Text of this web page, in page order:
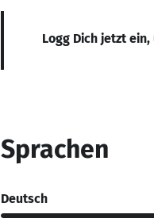
Logg Dich jetzt
Sprachen
Deutsch